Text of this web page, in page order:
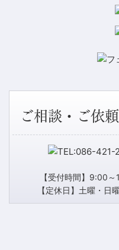
ご相談・ご依
【受付時間】9:00
【定休日】土曜・日